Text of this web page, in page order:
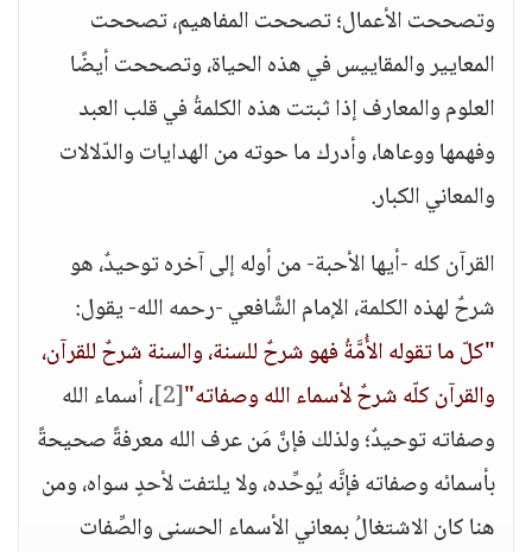
وتصححت الأعمال؛ تصححت المفاهيم، تصححت
المعايير والمقاييس في هذه الحياة، وتصححت أيضًا
العلوم والمعارف إذا ثبتت هذه الكلمةُ في قلب العبد
وفهمها ووعاها، وأدرك ما حوته من الهدايات والدّلالات
والمعاني الكبار.
القرآن كله -أيها الأحبة- من أوله إلى آخره توحيدٌ، هو
شرحٌ لهذه الكلمة، الإمام الشَّافعي -رحمه الله- يقول:
"كلّ ما تقوله الأُمَّةُ فهو شرحٌ للسنة، والسنة شرحٌ للقرآن،
والقرآن كلّه شرحٌ لأسماء الله وصفاته"[2] ، أسماء الله
وصفاته توحيدٌ؛ ولذلك فإنَّ مَن عرف الله معرفةً صحيحةً
بأسمائه وصفاته فإنَّه يُوحِّده، ولا يلتفت لأحدٍ سواه، ومن
هنا كان الاشتغالُ بمعاني الأسماء الحسنى والصِّفات